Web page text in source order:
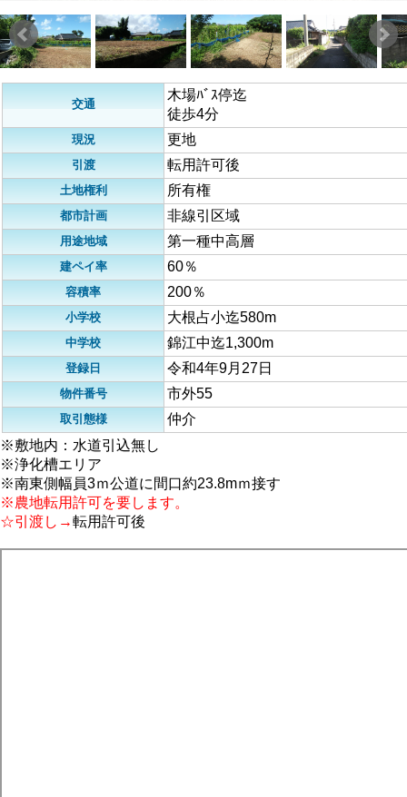
交通
木場ﾊﾞｽ停迄
徒歩4分
現況 更地
引渡 転用許可後
土地権利 所有権
都市計画 非線引区域
用途地域 第一種中高層
建ペイ率 60％
容積率 200％
小学校 大根占小迄580m
中学校 錦江中迄1,300m
登録日 令和4年9月27日
物件番号 市外55
取引態様
仲介
※敷地内：水道引込無し
※浄化槽エリア
※南東側幅員3ｍ公道に間口約23.8mｍ接す
※農地転用許可を要します。
☆引渡し→転用許可後